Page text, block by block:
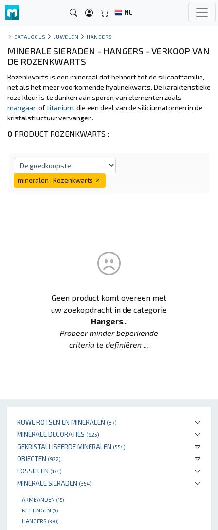
NL
RUWE ROTSEN EN MINERALEN (87)
MINERALE DECORATIES (625)
GEKRISTALLISEERDE MINERALEN (554)
OBJECTEN (922)
FOSSIELEN (174)
MINERALE SIERADEN (354)
ARMBANDEN (15)
KETTINGEN (9)
HANGERS (330)
CATALOGUS JUWELEN HANGERS
MINERALE SIERADEN - HANGERS - VERKOOP VAN
DE ROZENKWARTS
Rozenkwarts is een mineraal dat behoort tot de silicaatfamilie,
net als het meer voorkomende hyalinekwarts. De karakteristieke
roze kleur is te danken aan sporen van elementen zoals
mangaan oftitanium, die een deel van de siliciumatomen in de
kristalstructuur vervangen.
0 PRODUCT ROZENKWARTS :
mineralen : Rozenkwarts
Geen product komt overeen met
uw zoekopdracht in de categorie
Hangers...
Probeer minder beperkende
criteria te definiëren ...